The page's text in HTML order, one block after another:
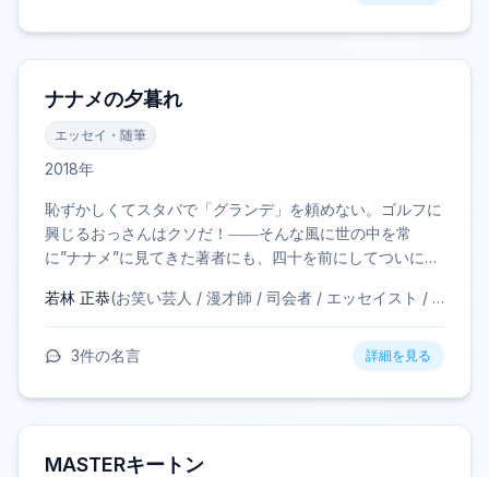
ナナメの夕暮れ
エッセイ・随筆
2018年
恥ずかしくてスタバで「グランデ」を頼めない。ゴルフに
興じるおっさんはクソだ！――そんな風に世の中を常
に”ナナメ”に見てきた著者にも、四十を前にしてついに変
間との出会いを経て、いかにして世界を肯定できるように
なったか。「人見知り芸人」の集大成エッセイ。 人間
に、変わらないことで愛され続ける部分と 変わることで
愛され始める部分が あるとするならば、この本は、 後者
の存在を強く示してくれる。 それは、どうしたって 変わ
りながらでしか生き続ける ことのできない私たちにとっ
若林 正恭(お笑い芸人 / 漫才師 / 司会者 / エッセイスト / 俳優
3件の名言 詳細を見る
MASTERキートン